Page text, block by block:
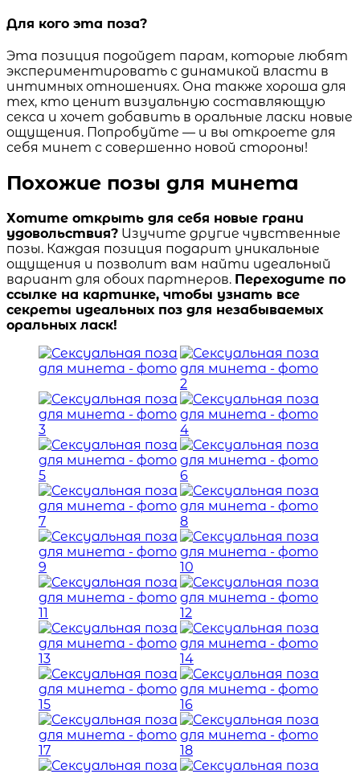
Для кого эта поза?
Эта позиция подойдет парам, которые любят
экспериментировать с динамикой власти в
интимных отношениях. Она также хороша для
тех, кто ценит визуальную составляющую
секса и хочет добавить в оральные ласки новые
ощущения. Попробуйте — и вы откроете для
себя минет с совершенно новой стороны!
Похожие позы для минета
Хотите открыть для себя новые грани
удовольствия? Изучите другие чувственные
позы. Каждая позиция подарит уникальные
ощущения и позволит вам найти идеальный
вариант для обоих партнеров. Переходите по
ссылке на картинке, чтобы узнать все
секреты идеальных поз для незабываемых
оральных ласк!